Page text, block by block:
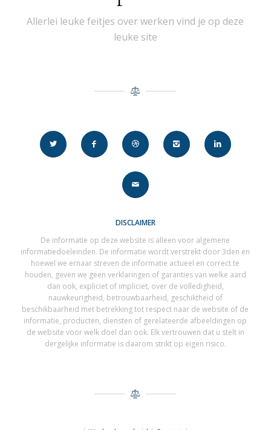
Allerlei leuke feitjes over werken vind je op deze
leuke site
DISCLAIMER
De informatie op deze website is alleen voor algemene
informatiedoeleinden. De informatie wordt verstrekt door 3den en
hoewel we ernaar streven de informatie actueel en correct te
houden, geven we geen verklaringen of garanties van welke aard
dan ook, expliciet of impliciet, over de volledigheid,
nauwkeurigheid, betrouwbaarheid, geschiktheid of
beschikbaarheid met betrekking tot respect naar de website of de
informatie, producten, diensten of gerelateerde afbeeldingen op
de website voor welk doel dan ook. Elk vertrouwen dat u stelt in
dergelijke informatie is daarom strikt op eigen risico.